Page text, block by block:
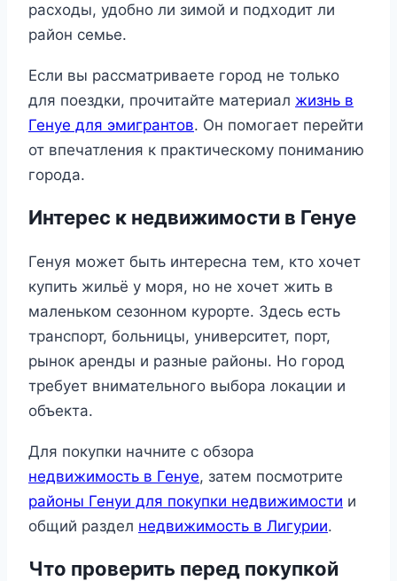
расходы, удобно ли зимой и подходит ли
район семье.
Если вы рассматриваете город не только
для поездки, прочитайте материал жизнь в
Генуе для эмигрантов. Он помогает перейти
от впечатления к практическому пониманию
города.
Интерес к недвижимости в Генуе
Генуя может быть интересна тем, кто хочет
купить жильё у моря, но не хочет жить в
маленьком сезонном курорте. Здесь есть
транспорт, больницы, университет, порт,
рынок аренды и разные районы. Но город
требует внимательного выбора локации и
объекта.
Для покупки начните с обзора
недвижимость в Генуе, затем посмотрите
районы Генуи для покупки недвижимости и
общий раздел недвижимость в Лигурии.
Что проверить перед покупкой